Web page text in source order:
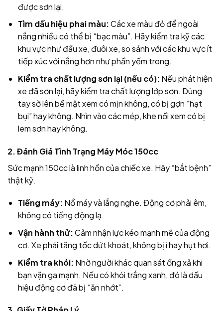
được sơn lại.
Tìm dấu hiệu phai màu:Các xe màu đỏ để ngoài
nắng nhiều có thể bị “bạc màu”. Hãy kiểm tra kỹ các
khu vực như đầu xe, đuôi xe, so sánh với các khu vực ít
tiếp xúc với nắng hơn như phần yếm trong.
Kiểm tra chất lượng sơn lại (nếu có): Nếu phát hiện
xe đã sơn lại, hãy kiểm tra chất lượng lớp sơn. Dùng
tay sờ lên bề mặt xem có mịn không, có bị gợn “hạt
bụi” hay không. Nhìn vào các mép, khe nối xem có bị
lem sơn hay không.
2. Đánh Giá Tình Trạng Máy Móc 150cc
Sức mạnh 150cc là linh hồn của chiếc xe. Hãy “bắt bệnh”
thật kỹ.
Tiếng máy: Nổ máy và lắng nghe. Động cơ phải êm,
không có tiếng động lạ.
Vận hành thử:Cảm nhận lực kéo mạnh mẽ của động
cơ. Xe phải tăng tốc dứt khoát, không bị ì hay hụt hơi.
Kiểm tra khói: Nhờ người khác quan sát ống xả khi
bạn vặn ga mạnh. Nếu có khói trắng xanh, đó là dấu
hiệu động cơ đã bị “ăn nhớt”.